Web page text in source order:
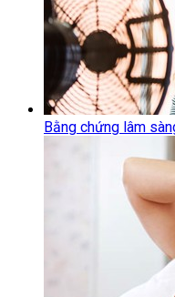
Bằng chứng lâm